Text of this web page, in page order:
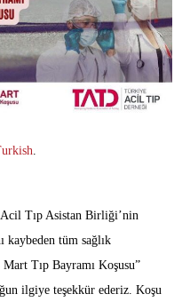
Tıp Asistan Birliği’nin
kaybeden tüm sağlık
Mart Tıp Bayramı Koşusu”
ilgiye teşekkür ederiz. Koşu